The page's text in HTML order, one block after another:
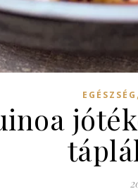
EGÉSZSÉG ,